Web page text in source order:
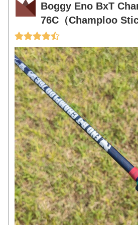
Boggy Eno BxT
76C（Champloo